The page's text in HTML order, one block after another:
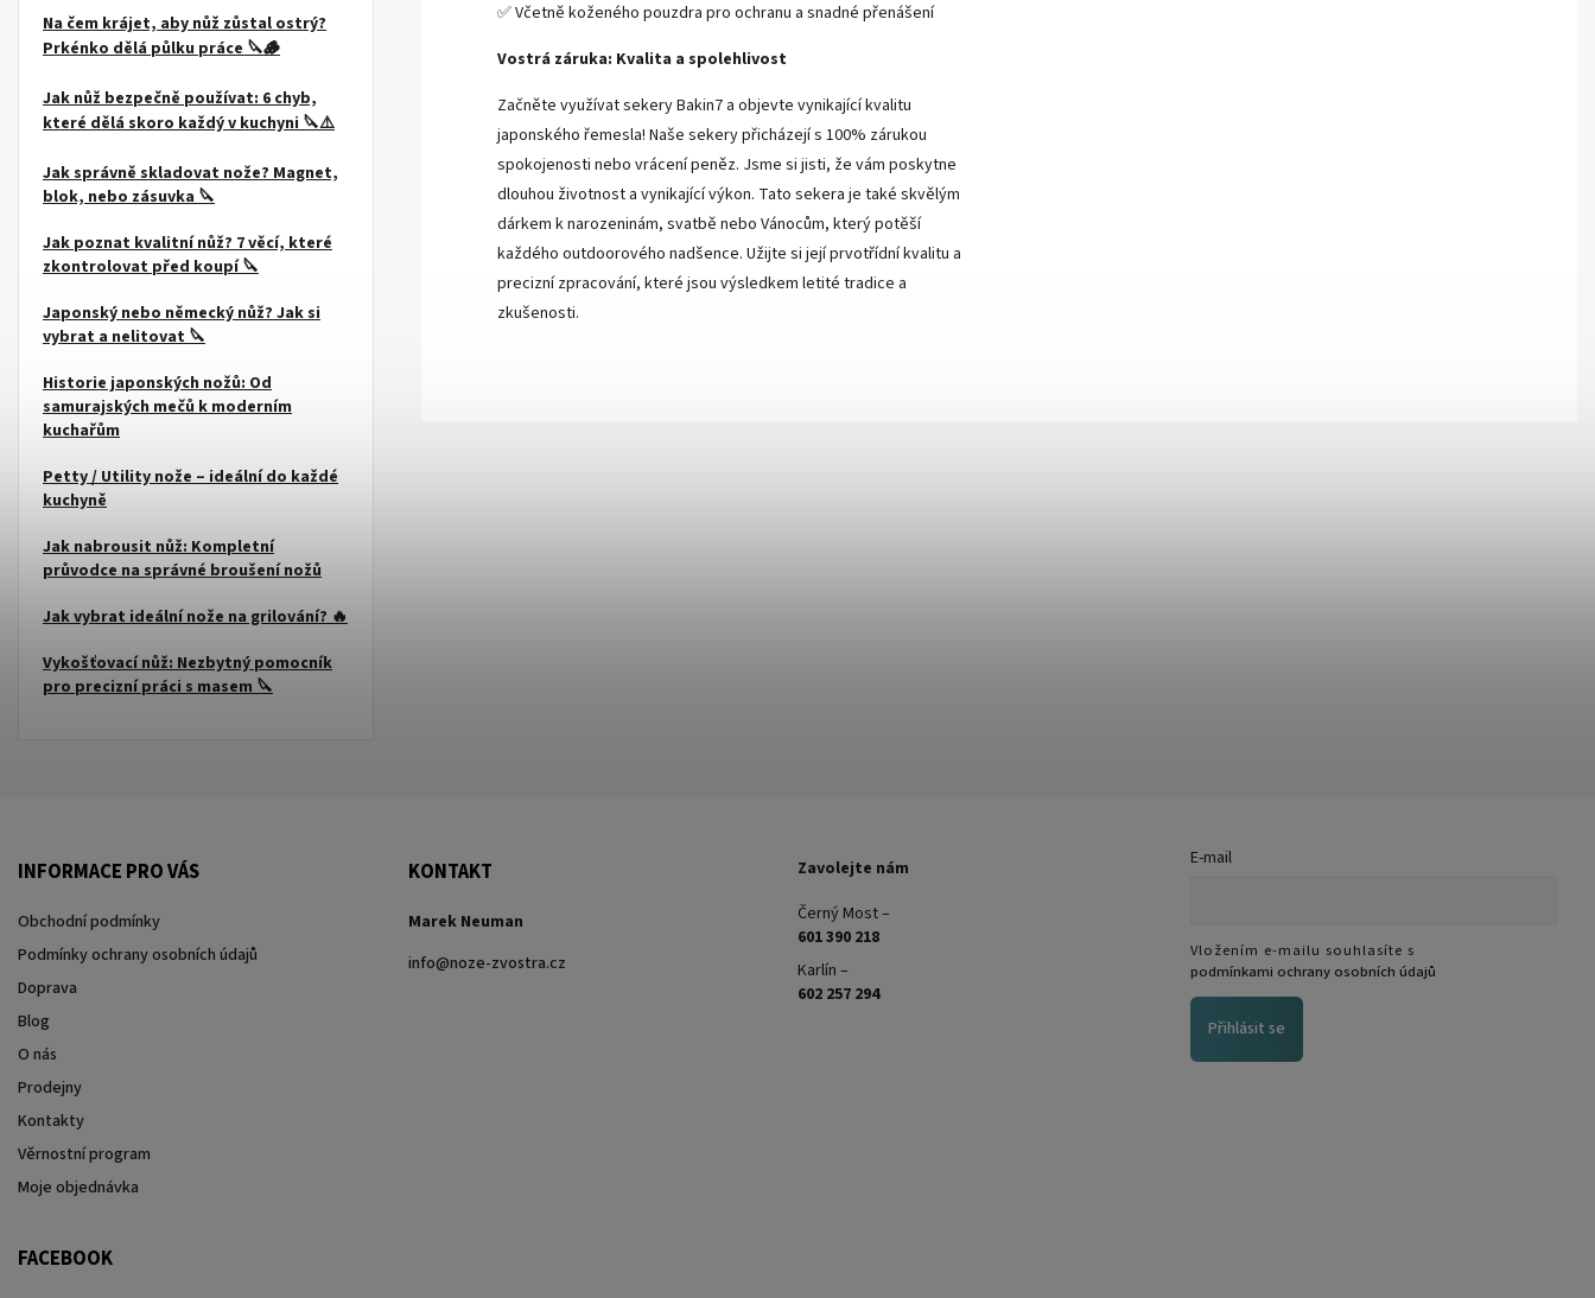
Na čem krájet, aby nůž zůstal ostrý?
Prkénko dělá půlku práce 🔪🪵
Jak nůž bezpečně používat: 6 chyb,
které dělá skoro každý v kuchyni 🔪⚠️
Jak správně skladovat nože? Magnet,
blok, nebo zásuvka 🔪
Jak poznat kvalitní nůž? 7 věcí, které
zkontrolovat před koupí 🔪
Japonský nebo německý nůž? Jak si
vybrat a nelitovat 🔪
Historie japonských nožů: Od
samurajských mečů k moderním
kuchařům
Petty / Utility nože – ideální do každé
kuchyně
Jak nabrousit nůž: Kompletní
průvodce na správné broušení nožů
Jak vybrat ideální nože na grilování? 🔥
Vykošťovací nůž: Nezbytný pomocník
pro precizní práci s masem 🔪
✅ Včetně koženého pouzdra pro ochranu a snadné přenášení
Vostrá záruka: Kvalita a spolehlivost
Začněte využívat sekery Bakin7 a objevte vynikající kvalitu
japonského řemesla! Naše sekery přicházejí s 100% zárukou
spokojenosti nebo vrácení peněz. Jsme si jisti, že vám poskytne
dlouhou životnost a vynikající výkon. Tato sekera je také skvělým
dárkem k narozeninám, svatbě nebo Vánocům, který potěší
každého outdoorového nadšence. Užijte si její prvotřídní kvalitu a
precizní zpracování, které jsou výsledkem letité tradice a
zkušenosti.
INFORMACE PRO VÁS
Obchodní podmínky
Podmínky ochrany osobních údajů
Doprava
Blog
O nás
Prodejny
Kontakty
Věrnostní program
Moje objednávka
KONTAKT
Marek Neuman
info@noze-zvostra.cz
Zavolejte nám
Černý Most –
601 390 218
Karlín –
602 257 294
E-mail
Vložením e-mailu souhlasíte s
podmínkami ochrany osobních údajů
Přihlásit se
FACEBOOK